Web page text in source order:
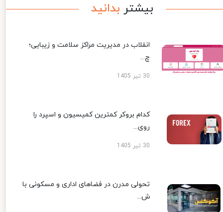
بیشتر بدانید
انقلاب در مدیریت مراکز سلامت و زیبایی؛
چ...
30 تیر 1405
کدام بروکر کمترین کمیسیون و اسپرد را
روی...
30 تیر 1405
تحولی مدرن در فضاهای اداری و مسکونی با
ش...